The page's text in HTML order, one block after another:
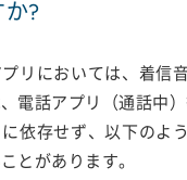
か?
リにおいては、着信
電話アプリ（通話中）
依存せず、以下のよ
とがあります。